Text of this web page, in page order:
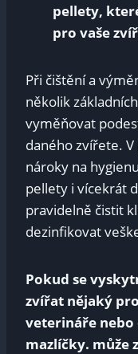
pellety,
pro vaše
Při čištění a
několik
vyměňovat
daného zvířete.
nároky na
pellety i vícekrát
pravidelně čistit
dezinfikovat
Pokud se
zvířat nějaký
veterináře
mazlíčky. může